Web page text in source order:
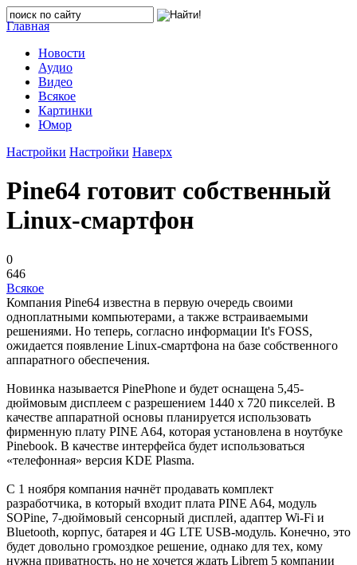
Главная
Новости
Аудио
Видео
Всякое
Картинки
Юмор
Настройки Настройки Наверх
Pine64 готовит собственный
Linux-смартфон
0
646
Всякое
Компания Pine64 известна в первую очередь своими
одноплатными компьютерами, а также встраиваемыми
решениями. Но теперь, согласно информации It's FOSS,
ожидается появление Linux-смартфона на базе собственного
аппаратного обеспечения.
Новинка называется PinePhone и будет оснащена 5,45-
дюймовым дисплеем с разрешением 1440 x 720 пикселей. В
качестве аппаратной основы планируется использовать
фирменную плату PINE A64, которая установлена в ноутбуке
Pinebook. В качестве интерфейса будет использоваться
«телефонная» версия KDE Plasma.
С 1 ноября компания начнёт продавать комплект
разработчика, в который входит плата PINE A64, модуль
SOPine, 7-дюймовый сенсорный дисплей, адаптер Wi-Fi и
Bluetooth, корпус, батарея и 4G LTE USB-модуль. Конечно, это
будет довольно громоздкое решение, однако для тех, кому
нужна приватность, но не хочется ждать Librem 5 компании